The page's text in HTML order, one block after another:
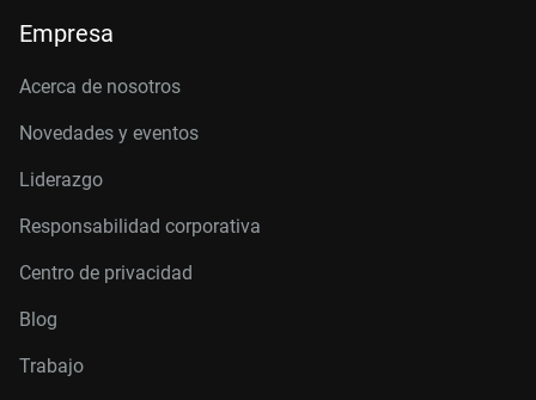
Empresa
Acerca de nosotros
Novedades y eventos
Liderazgo
Responsabilidad corporativa
Centro de privacidad
Blog
Trabajo